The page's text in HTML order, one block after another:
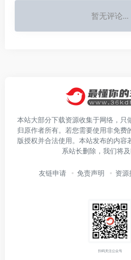
暂无评论...
本站大部分下载资源收集于网络，只
归原作者所有。若您需要使用非免费
版授权并合法使用。本站发布的内容
系站长删除，我们将及
友链申请 免责声明 资源
扫码关注公众号